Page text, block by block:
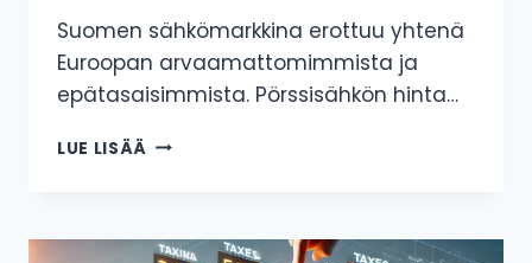
Suomen sähkömarkkina erottuu yhtenä
Euroopan arvaamattomimmista ja
epätasaisimmista. Pörssisähkön hinta…
LUE LISÄÄ SUOMEN
EPÄVAKAIN